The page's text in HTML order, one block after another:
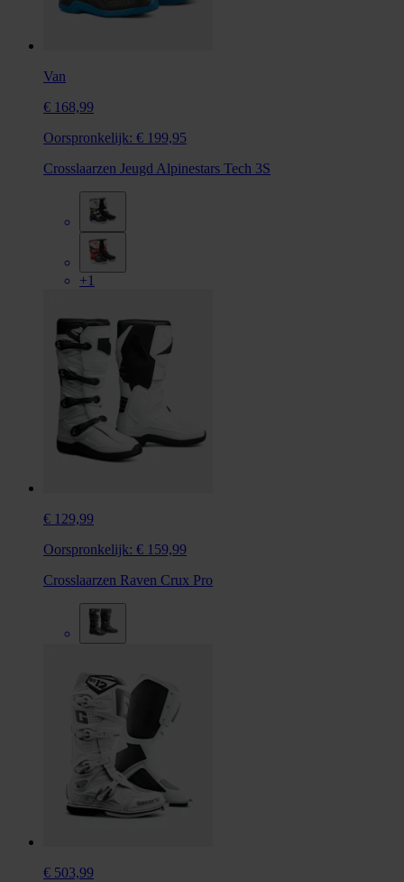
Van
€ 168,99
Oorspronkelijk: € 199,95
Crosslaarzen Jeugd Alpinestars Tech 3S
+1
€ 129,99
Oorspronkelijk: € 159,99
Crosslaarzen Raven Crux Pro
€ 503,99